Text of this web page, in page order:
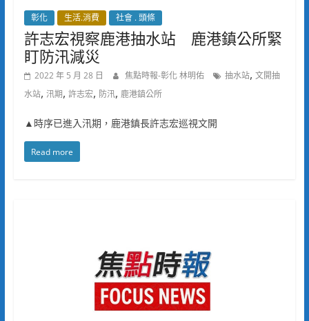
彰化 生活.消費 社會 . 頭條
許志宏視察鹿港抽水站 鹿港鎮公所緊
盯防汛減災
2022 年 5 月 28 日 焦點時報-彰化 林明佑 抽水站, 文開抽
水站, 汛期, 許志宏, 防汛, 鹿港鎮公所
▲時序已進入汛期，鹿港鎮長許志宏巡視文開
Read more